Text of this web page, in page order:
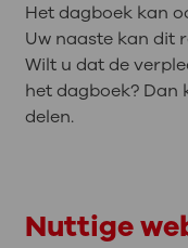
Het dagboek kan
Uw naaste kan dit
Wilt u dat de
het dagboek? Dan
delen.
Nuttige